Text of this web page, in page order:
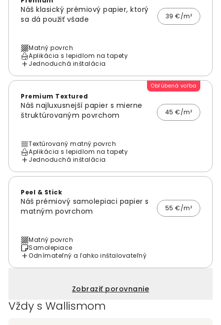
Náš klasický prémiový papier, ktorý
sa dá použiť všade
39 €/m²
Matný povrch
Aplikácia s lepidlom na tapety
Jednoduchá inštalácia
Obľúbená voľba
Premium Textured
Náš najluxusnejší papier s mierne
štruktúrovaným povrchom
45 €/m²
Textúrovaný matný povrch
Aplikácia s lepidlom na tapety
Jednoduchá inštalácia
Peel & Stick
Náš prémiový samolepiaci papier s
matným povrchom
55 €/m²
Matný povrch
Samolepiace
Odnímateľný a ľahko inštalovateľný
Zobraziť porovnanie
Vždy s Wallismom